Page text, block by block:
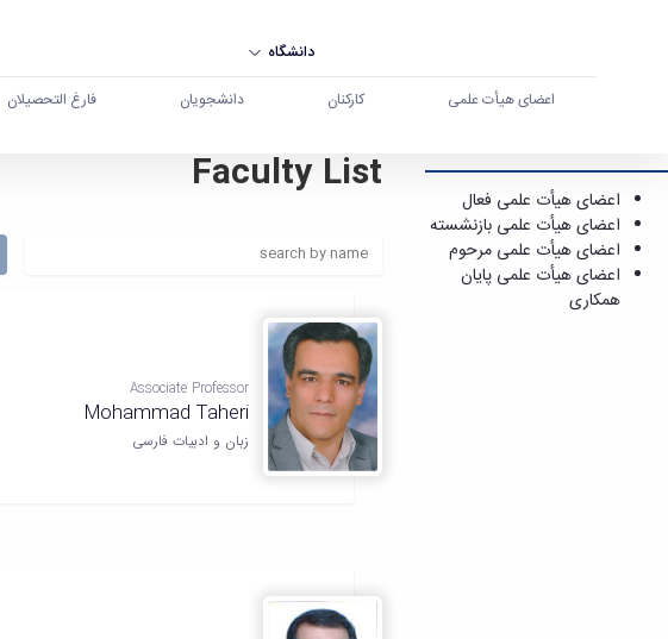
دانشگاه
اعضای هیأت علمی کارکنان دانشجویان فارغ التحصیلان
اعضای هیأت علمی - دانشگاه بوعلی سینا همدان
اعضای هیأت علمی فعال
اعضای هیأت علمی بازنشسته
اعضای هیأت علمی مرحوم
اعضای هیأت علمی پایان
همکاری
Faculty List
Associate Professor
Mohammad Taheri
زبان و ادبیات فارسی